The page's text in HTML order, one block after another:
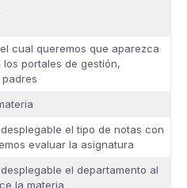
cual queremos que aparezca
los portales de gestión,
el tipo de notas con
evaluar la asignatura
el departamento al
la materia